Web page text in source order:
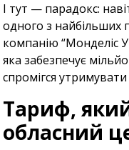
І тут — парадокс:
одного з найбільших
компанію “Монделіс
яка забезпечує
спромігся
Тариф,
обласний